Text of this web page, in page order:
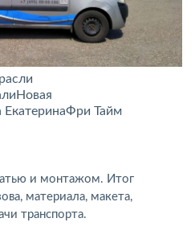
Новая
Фри Тайм
и монтажом. Итог
материала, макета,
транспорта.